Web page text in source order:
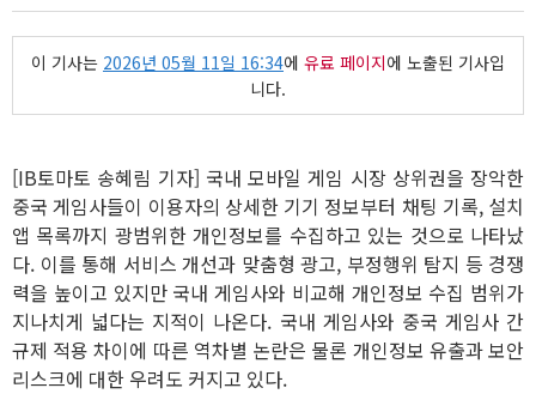
이 기사는 2026년 05월 11일 16:34에 유료 페이지에 노출된 기사입
니다.
[IB토마토 송혜림 기자] 국내 모바일 게임 시장 상위권을 장악한
중국 게임사들이 이용자의 상세한 기기 정보부터 채팅 기록, 설치
앱 목록까지 광범위한 개인정보를 수집하고 있는 것으로 나타났
다. 이를 통해 서비스 개선과 맞춤형 광고, 부정행위 탐지 등 경쟁
력을 높이고 있지만 국내 게임사와 비교해 개인정보 수집 범위가
지나치게 넓다는 지적이 나온다. 국내 게임사와 중국 게임사 간
규제 적용 차이에 따른 역차별 논란은 물론 개인정보 유출과 보안
리스크에 대한 우려도 커지고 있다.